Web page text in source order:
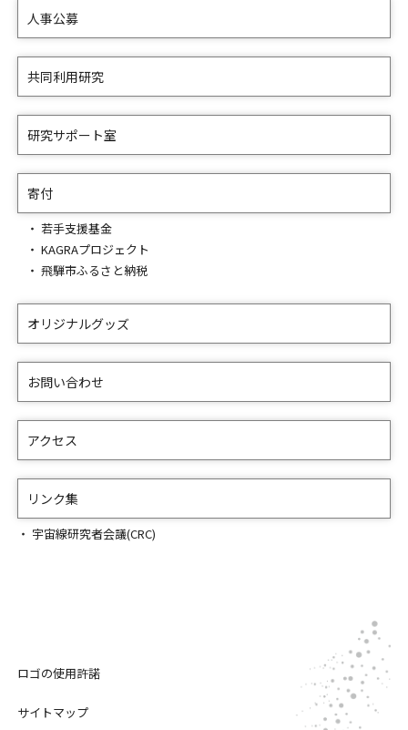
人事公募
共同利用研究
研究サポート室
寄付
若手支援基金
KAGRAプロジェクト
飛騨市ふるさと納税
オリジナルグッズ
お問い合わせ
アクセス
リンク集
宇宙線研究者会議(CRC)
ロゴの使用許諾
サイトマップ